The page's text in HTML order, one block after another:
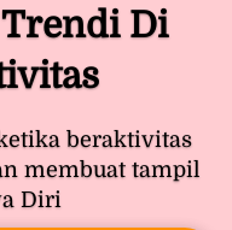
Di
beraktivitas
membuat tampil
Diri